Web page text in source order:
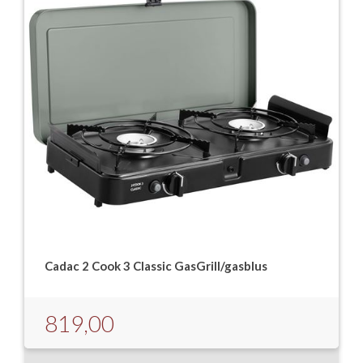
Cadac 2 Cook 3 Classic GasGrill/gasblus
819,00